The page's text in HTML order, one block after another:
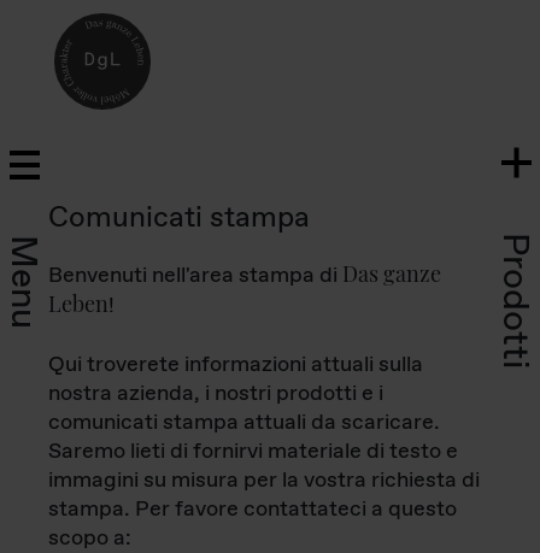
Menu Prodotti
Comunicati stampa
Benvenuti nell'area stampa di Das ganze
Leben!
Qui troverete informazioni attuali sulla
nostra azienda, i nostri prodotti e i
comunicati stampa attuali da scaricare.
Saremo lieti di fornirvi materiale di testo e
immagini su misura per la vostra richiesta di
stampa. Per favore contattateci a questo
scopo a: